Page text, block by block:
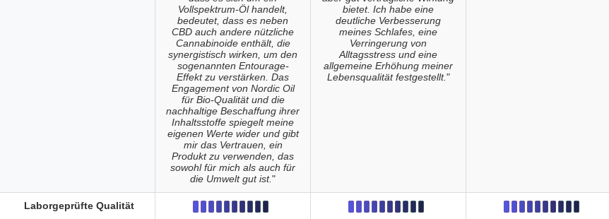
Vollspektrum-Öl handelt,
bedeutet, dass es neben
CBD auch andere nützliche
Cannabinoide enthält, die
synergistisch wirken, um den
sogenannten Entourage-
Effekt zu verstärken. Das
Engagement von Nordic Oil
für Bio-Qualität und die
nachhaltige Beschaffung ihrer
Inhaltsstoffe spiegelt meine
eigenen Werte wider und gibt
mir das Vertrauen, ein
Produkt zu verwenden, das
sowohl für mich als auch für
die Umwelt gut ist."
bietet. Ich habe eine
deutliche Verbesserung
meines Schlafes, eine
Verringerung von
Alltagsstress und eine
allgemeine Erhöhung meiner
Lebensqualität festgestellt."
Laborgeprüfte Qualität